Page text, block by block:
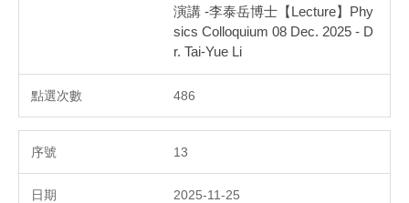
演講 -李泰岳博士【Lecture】Phy
sics Colloquium 08 Dec. 2025 - D
r. Tai-Yue Li
486
13
2025-11-25